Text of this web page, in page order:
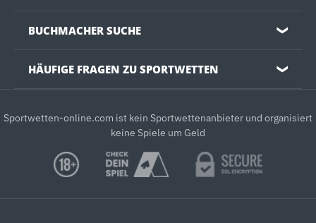
BUCHMACHER SUCHE ❯
HÄUFIGE FRAGEN ZU SPORTWETTEN ❯
Sportwetten-online.com ist kein Sportwettenanbieter und organisiert
keine Spiele um Geld